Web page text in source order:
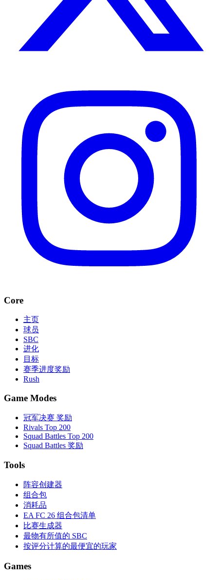
Core
主页
球员
SBC
进化
目标
赛季进度奖励
Rush
Game Modes
冠军决赛 奖励
Rivals Top 200
Squad Battles Top 200
Squad Battles 奖励
Tools
阵容创建器
组合包
消耗品
EA FC 26 组合包清单
比赛生成器
最物有所值的 SBC
按评分计算的最便宜的玩家
Games